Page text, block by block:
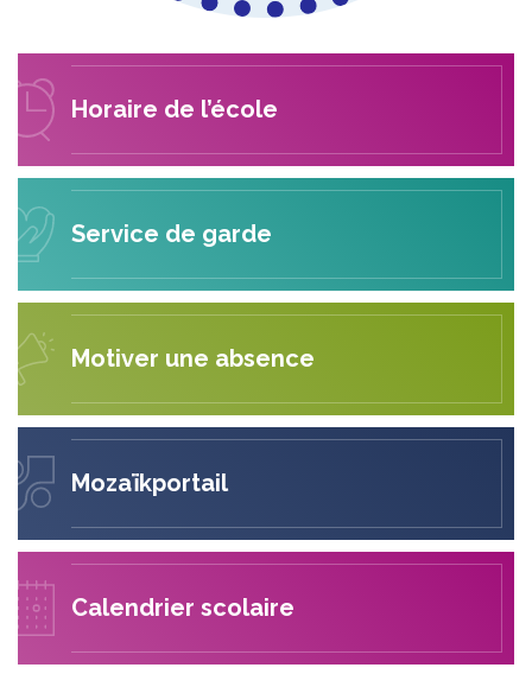
Horaire de l’école
Service de garde
Motiver une absence
Mozaïkportail
Calendrier scolaire